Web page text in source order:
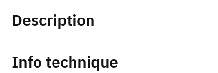
Description
Info technique